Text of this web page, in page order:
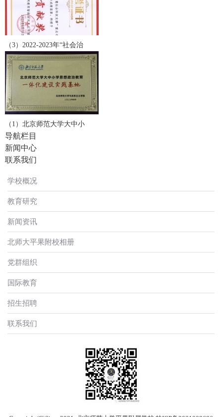
（3）2022-2023年“社会治
（1）北京师范大学大中小
导航栏目
新闻中心
联系我们
学校概况
教育研究
新闻资讯
北师大平果附校相册
党群组织
国际教育
招生招聘
联系我们